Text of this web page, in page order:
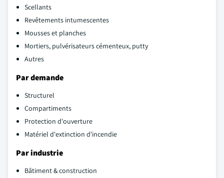
Scellants
Revêtements intumescentes
Mousses et planches
Mortiers, pulvérisateurs cémenteux, putty
Autres
Par demande
Structurel
Compartiments
Protection d'ouverture
Matériel d'extinction d'incendie
Par industrie
Bâtiment & construction